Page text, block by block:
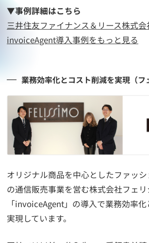
▼事例詳細はこちら
三井住友ファイナンス＆リース株式会
invoiceAgent導入事例をもっと見る
業務効率化とコスト削減を実現（フ
オリジナル商品を中心としたファッ
の通信販売事業を営む株式会社フェリ
「invoiceAgent」の導入で業務効率
実現しています。